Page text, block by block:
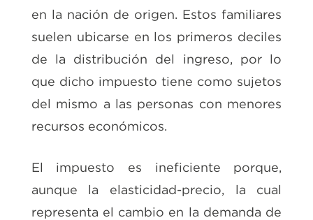
en la nación de origen. Estos familiares
suelen ubicarse en los primeros deciles
de la distribución del ingreso, por lo
que dicho impuesto tiene como sujetos
del mismo a las personas con menores
recursos económicos.
El impuesto es ineficiente porque,
aunque la elasticidad-precio, la cual
representa el cambio en la demanda de